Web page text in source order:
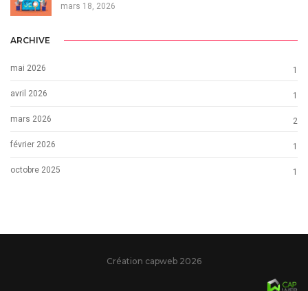
mars 18, 2026
ARCHIVE
mai 2026 1
avril 2026 1
mars 2026 2
février 2026 1
octobre 2025 1
Création capweb 2026